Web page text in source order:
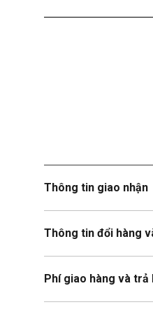
Thông tin giao nhận
Thông tin đổi hàng
Phí giao hàng và trả